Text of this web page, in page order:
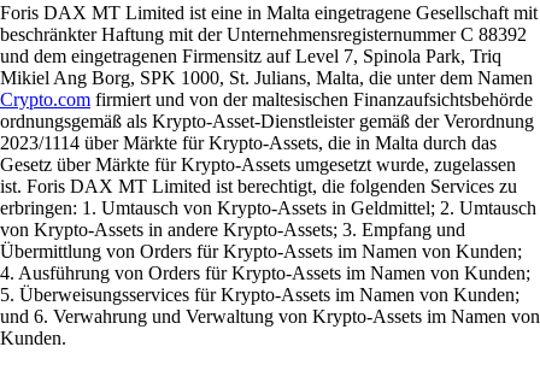
Foris DAX MT Limited ist eine in Malta eingetragene Gesellschaft mit
beschränkter Haftung mit der Unternehmensregisternummer C 88392
und dem eingetragenen Firmensitz auf Level 7, Spinola Park, Triq
Mikiel Ang Borg, SPK 1000, St. Julians, Malta, die unter dem Namen
Crypto.com firmiert und von der maltesischen Finanzaufsichtsbehörde
ordnungsgemäß als Krypto-Asset-Dienstleister gemäß der Verordnung
2023/1114 über Märkte für Krypto-Assets, die in Malta durch das
Gesetz über Märkte für Krypto-Assets umgesetzt wurde, zugelassen
ist. Foris DAX MT Limited ist berechtigt, die folgenden Services zu
erbringen: 1. Umtausch von Krypto-Assets in Geldmittel; 2. Umtausch
von Krypto-Assets in andere Krypto-Assets; 3. Empfang und
Übermittlung von Orders für Krypto-Assets im Namen von Kunden;
4. Ausführung von Orders für Krypto-Assets im Namen von Kunden;
5. Überweisungsservices für Krypto-Assets im Namen von Kunden;
und 6. Verwahrung und Verwaltung von Krypto-Assets im Namen von
Kunden.